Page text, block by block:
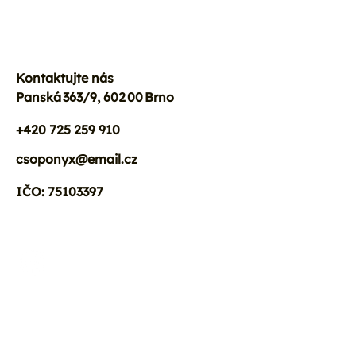
Kontaktujte nás
Panská 363/9, 602 00 Brno
+420 725 259 910
csoponyx@email.cz
IČO: 75103397